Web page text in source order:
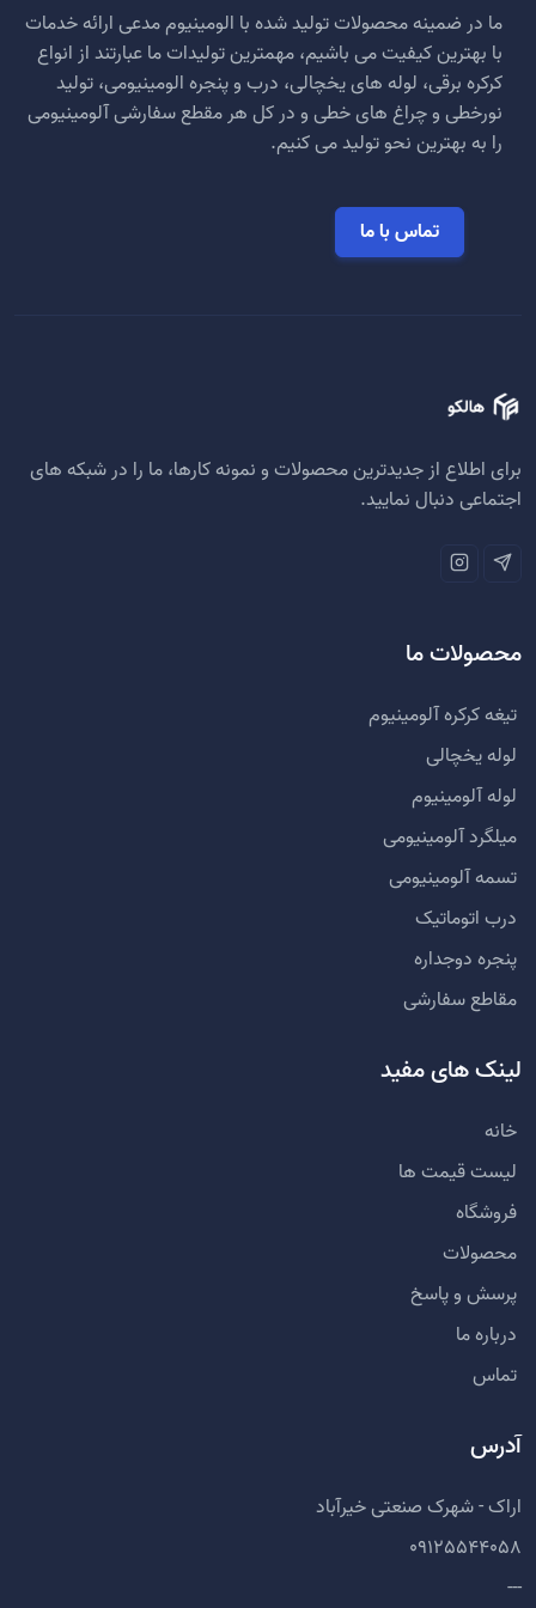
ممکن
است
در
صفحه
محصول
شوند
ما در ضمینه محصولات تولید شده با الومینیوم مدعی ارائه خدمات
با بهترین کیفیت می باشیم، مهمترین تولیدات ما عبارتند از انواع
کرکره برقی، لوله های یخچالی، درب و پنجره الومینیومی، تولید
نورخطی و چراغ های خطی و در کل هر مقطع سفارشی آلومینیومی
را به بهترین نحو تولید می کنیم.
تماس با ما
برای اطلاع از جدیدترین محصولات و نمونه کارها، ما را در شبکه های
اجتماعی دنبال نمایید.
محصولات ما
تیغه کرکره آلومینیوم
لوله یخچالی
لوله آلومینیوم
میلگرد آلومینیومی
تسمه آلومینیومی
درب اتوماتیک
پنجره دوجداره
مقاطع سفارشی
لینک های مفید
خانه
لیست قیمت ها
فروشگاه
محصولات
پرسش و پاسخ
درباره ما
تماس
آدرس
اراک - شهرک صنعتی خیرآباد
09125544058
---